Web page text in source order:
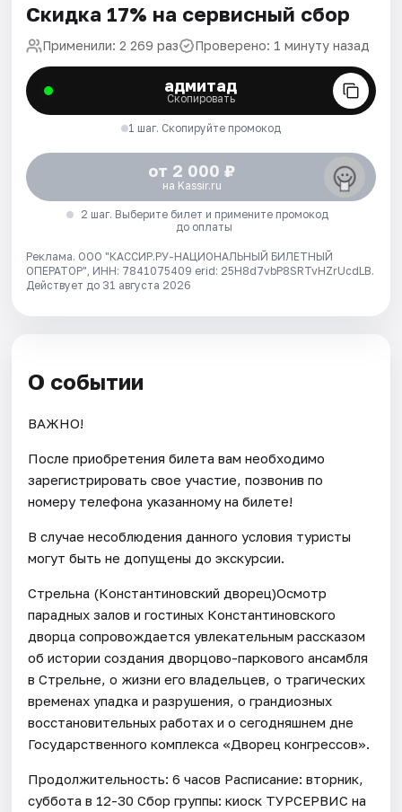
Скидка 17% на сервисный сбор
Применили: 2 269 раз Проверено: 1 минуту назад
адмитад
Скопировать
1 шаг. Скопируйте промокод
от 2 000 ₽
на Kassir.ru
2 шаг. Выберите билет и примените промокод
до оплаты
Реклама. ООО "КАССИР.РУ-НАЦИОНАЛЬНЫЙ БИЛЕТНЫЙ
ОПЕРАТОР", ИНН: 7841075409 erid: 25H8d7vbP8SRTvHZrUcdLB.
Действует до 31 августа 2026
О событии
ВАЖНО!
После приобретения билета вам необходимо
зарегистрировать свое участие, позвонив по
номеру телефона указанному на билете!
В случае несоблюдения данного условия туристы
могут быть не допущены до экскурсии.
Стрельна (Константиновский дворец)Осмотр
парадных залов и гостиных Константиновского
дворца сопровождается увлекательным рассказом
об истории создания дворцово-паркового ансамбля
в Стрельне, о жизни его владельцев, о трагических
временах упадка и разрушения, о грандиозных
восстановительных работах и о сегодняшнем дне
Государственного комплекса «Дворец конгрессов».
Продолжительность: 6 часов Расписание: вторник,
суббота в 12-30 Сбор группы: киоск ТУРСЕРВИС на